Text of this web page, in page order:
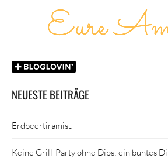
NEUESTE BEITRÄGE
Erdbeertiramisu
Keine Grill-Party ohne Dips: ein buntes